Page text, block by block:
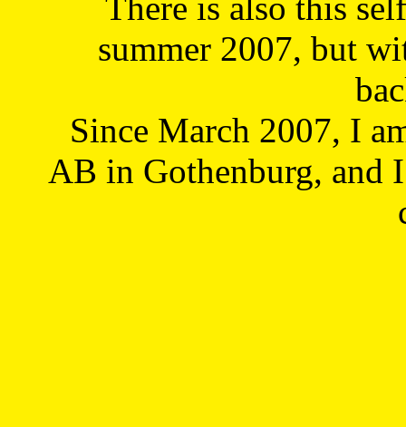
There is also this
summer 2007, but
Since March 2007, I
AB in Gothenburg, and